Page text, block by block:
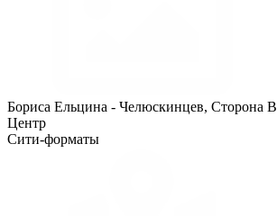
Бориса Ельцина - Челюскинцев, Сторона B
Центр
Сити-форматы